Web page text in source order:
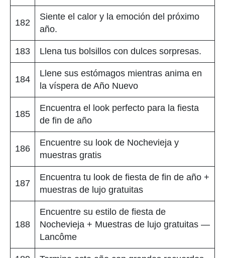
182
Siente el calor y la emoción del próximo
año.
183 Llena tus bolsillos con dulces sorpresas.
184
Llene sus estómagos mientras anima en
la víspera de Año Nuevo
185
Encuentra el look perfecto para la fiesta
de fin de año
186
Encuentre su look de Nochevieja y
muestras gratis
187
Encuentra tu look de fiesta de fin de año +
muestras de lujo gratuitas
188
Encuentre su estilo de fiesta de
Nochevieja + Muestras de lujo gratuitas —
Lancôme